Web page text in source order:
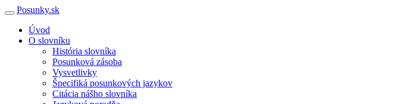
Posunky.sk
Úvod
O slovníku
História slovníka
Posunková zásoba
Vysvetlivky
Špecifiká posunkových jazykov
Citácia nášho slovníka